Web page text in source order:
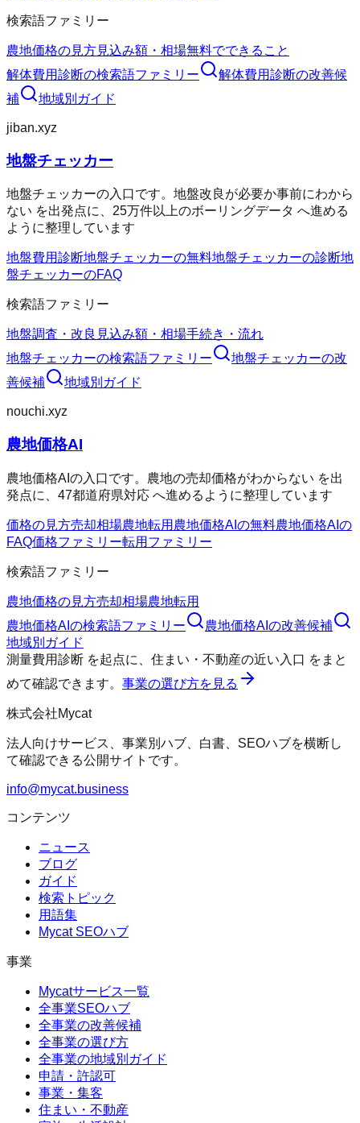
検索語ファミリー
農地価格の見方見込み額・相場無料でできること
解体費用診断の検索語ファミリー 解体費用診断の改善候
補
地域別ガイド
jiban.xyz
地盤チェッカー
地盤チェッカーの入口です。地盤改良が必要か事前にわから
ない を出発点に、25万件以上のボーリングデータ へ進める
ように整理しています
地盤費用診断地盤チェッカーの無料地盤チェッカーの診断地
盤チェッカーのFAQ
検索語ファミリー
地盤調査・改良 見込み額・相場手続き・流れ
地盤チェッカーの検索語ファミリー 地盤チェッカーの改
善候補
地域別ガイド
nouchi.xyz
農地価格AI
農地価格AIの入口です。農地の売却価格がわからない を出
発点に、47都道府県対応 へ進めるように整理しています
価格の見方売却相場農地転用 農地価格AIの無料農地価格AIの
FAQ価格ファミリー転用ファミリー
検索語ファミリー
農地価格の見方売却相場農地転用
農地価格AI の検索語ファミリー 農地価格AI の改善候補
地域別ガイド
測量費用診断 を起点に、 住まい・不動産の近い入口 をまと
めて確認できます。 事業の選び方を見る
株式会社Mycat
法人向けサービス、事業別ハブ、白書、SEOハブを横断し
て確認できる公開サイトです。
info@mycat.business
コンテンツ
ニュース
ブログ
ガイド
検索トピック
用語集
Mycat SEOハブ
事業
Mycatサービス一覧
全事業SEOハブ
全事業の改善候補
全事業の選び方
全事業の地域別ガイド
申請・許認可
事業・集客
住まい・不動産